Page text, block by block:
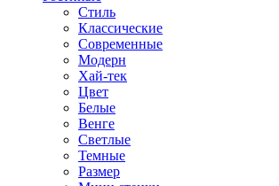
Стиль
Классические
Современные
Модерн
Хай-тек
Цвет
Белые
Венге
Светлые
Темные
Размер